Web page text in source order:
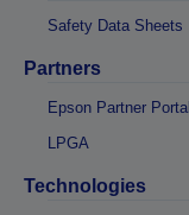
Safety Data Sheets
Partners
Epson Partner Portal
LPGA
Technologies